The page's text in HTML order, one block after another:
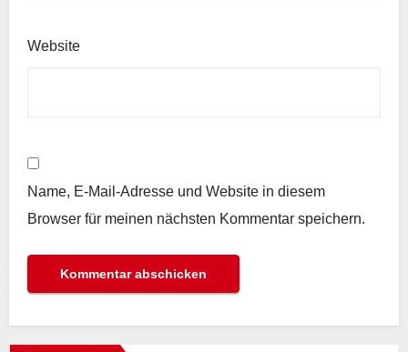
Website
Name, E-Mail-Adresse und Website in diesem
Browser für meinen nächsten Kommentar speichern.